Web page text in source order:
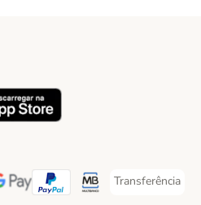
Payment Method
Payment Method
Pay Payment Method
PayPal Payment Method
Multibanco Payment
Transferência
Transferência